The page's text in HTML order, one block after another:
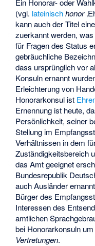
Ein Honorar- oder
(vgl. lateinisch honor
kann auch der Titel
zuerkannt werden,
für Fragen des Status
gebräuchliche
dass ursprünglich vor
Konsuln ernannt
Erleichterung von
Honorarkonsul ist
Ernennung ist heute,
Persönlichkeit, seiner
Stellung im
Verhältnissen in dem
Zuständigkeitsbereich
das Amt geeignet
Bundesrepublik
auch Ausländer
Bürger des
Interessen des
amtlichen
bei Honorarkonsuln
Vertretungen.